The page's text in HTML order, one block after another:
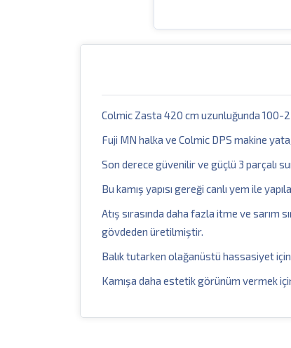
Colmic Zasta 420 cm uzunluğunda 100-
Fuji MN halka ve Colmic DPS makine
Son derece güvenilir ve güçlü 3 parçalı
Bu kamış yapısı gereği canlı yem ile
Atış sırasında daha fazla itme ve
gövdeden üretilmiştir.
Balık tutarken olağanüstü hassasiyet
Kamışa daha estetik görünüm vermek